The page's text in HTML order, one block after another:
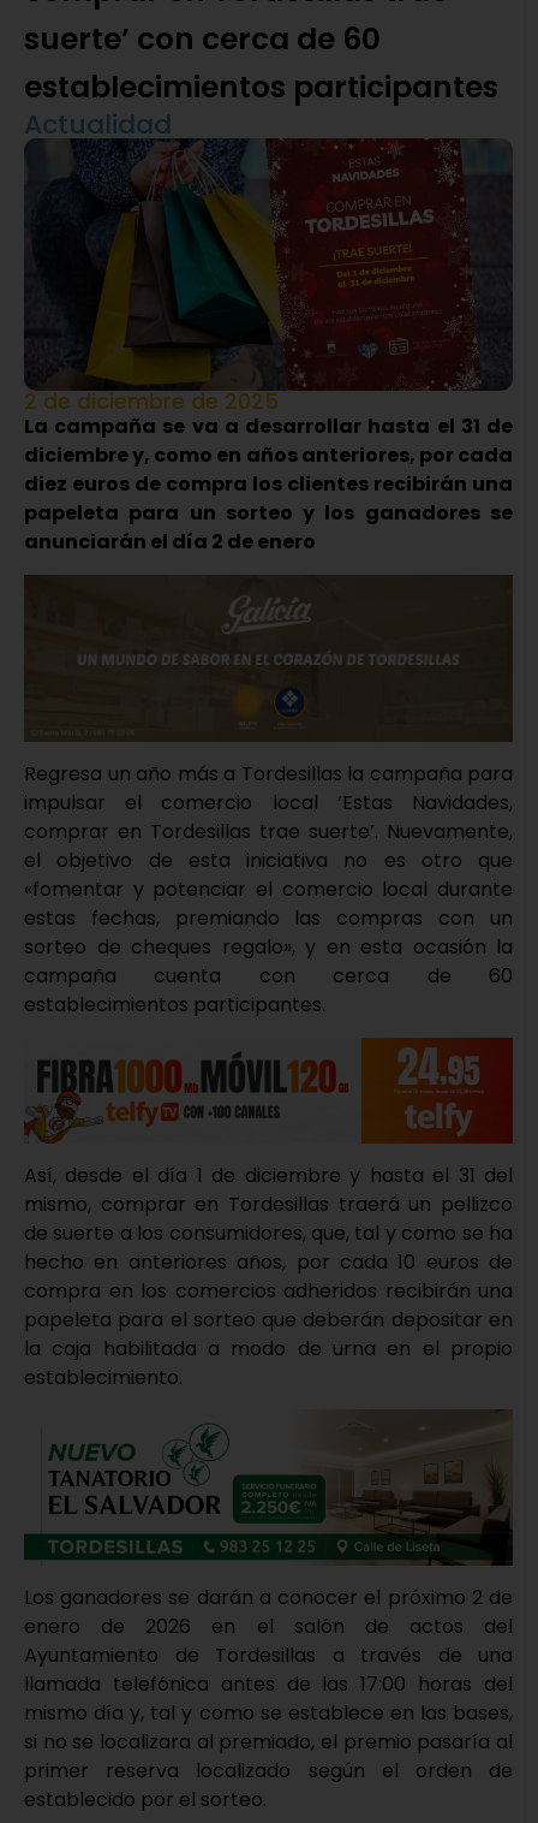
suerte’ con cerca de 60
establecimientos participantes
Actualidad
2 de diciembre de 2025
La campaña se va a desarrollar hasta el 31 de
diciembre y, como en años anteriores, por cada
diez euros de compra los clientes recibirán una
papeleta para un sorteo y los ganadores se
anunciarán el día 2 de enero
Regresa un año más a Tordesillas la campaña para
impulsar el comercio local ‘Estas Navidades,
comprar en Tordesillas trae suerte’. Nuevamente,
el objetivo de esta iniciativa no es otro que
«fomentar y potenciar el comercio local durante
estas fechas, premiando las compras con un
sorteo de cheques regalo», y en esta ocasión la
campaña cuenta con cerca de 60
establecimientos participantes.
Así, desde el día 1 de diciembre y hasta el 31 del
mismo, comprar en Tordesillas traerá un pellizco
de suerte a los consumidores, que, tal y como se ha
hecho en anteriores años, por cada 10 euros de
compra en los comercios adheridos recibirán una
papeleta para el sorteo que deberán depositar en
la caja habilitada a modo de urna en el propio
establecimiento.
Los ganadores se darán a conocer el próximo 2 de
enero de 2026 en el salón de actos del
Ayuntamiento de Tordesillas a través de una
llamada telefónica antes de las 17:00 horas del
mismo día y, tal y como se establece en las bases,
si no se localizara al premiado, el premio pasaría al
primer reserva localizado según el orden de
establecido por el sorteo.